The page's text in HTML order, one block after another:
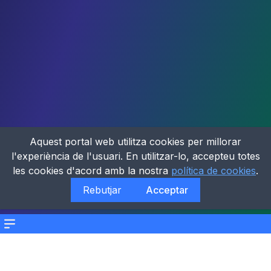
Menu
Aquest portal web utilitza cookies per millorar
l'experiència de l'usuari. En utilitzar-lo, accepteu totes
les cookies d'acord amb la nostra política de cookies.
Rebutjar
Acceptar